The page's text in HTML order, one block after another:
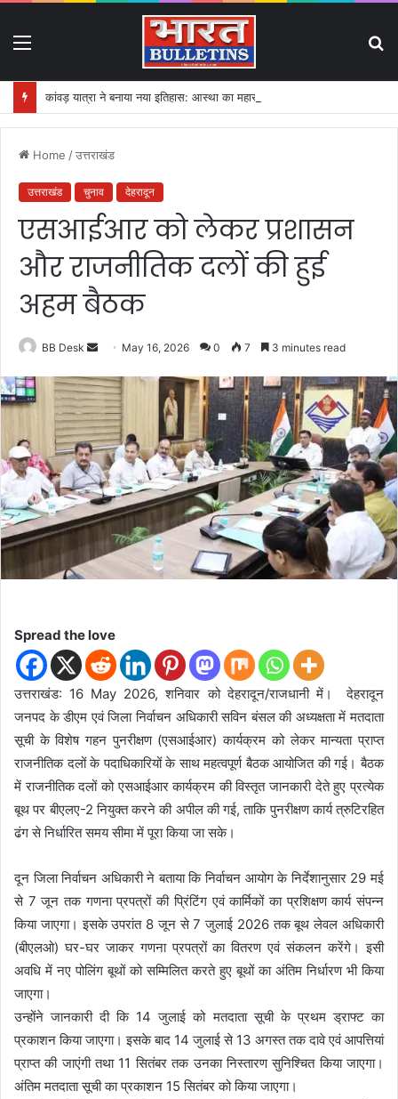
कांवड़ यात्रा ने बनाया नया इतिहास: आस्था का महासैलाब!
Home /उत्तराखंड
उत्तराखंड चुनाव देहरादून
एसआईआर को लेकर प्रशासन
और राजनीतिक दलों की हुई
अहम बैठक
BB Desk
n
d
a
n
e
m
a
l
May 16, 2026 0 7 3 minutes read
Spread the love
उत्तराखंड: 16 May 2026, शनिवार को देहरादून/राजधानी में। देहरादून
जनपद के डीएम एवं जिला निर्वाचन अधिकारी सविन बंसल की अध्यक्षता में मतदाता
सूची के विशेष गहन पुनरीक्षण (एसआईआर) कार्यक्रम को लेकर मान्यता प्राप्त
राजनीतिक दलों के पदाधिकारियों के साथ महत्वपूर्ण बैठक आयोजित की गई। बैठक
में राजनीतिक दलों को एसआईआर कार्यक्रम की विस्तृत जानकारी देते हुए प्रत्येक
बूथ पर बीएलए-2 नियुक्त करने की अपील की गई, ताकि पुनरीक्षण कार्य त्रुटिरहित
ढंग से निर्धारित समय सीमा में पूरा किया जा सके।
दून जिला निर्वाचन अधिकारी ने बताया कि निर्वाचन आयोग के निर्देशानुसार 29 मई
से 7 जून तक गणना प्रपत्रों की प्रिंटिंग एवं कार्मिकों का प्रशिक्षण कार्य संपन्न
किया जाएगा। इसके उपरांत 8 जून से 7 जुलाई 2026 तक बूथ लेवल अधिकारी
(बीएलओ) घर-घर जाकर गणना प्रपत्रों का वितरण एवं संकलन करेंगे। इसी
अवधि में नए पोलिंग बूथों को सम्मिलित करते हुए बूथों का अंतिम निर्धारण भी किया
जाएगा।
उन्होंने जानकारी दी कि 14 जुलाई को मतदाता सूची के प्रथम ड्राफ्ट का
प्रकाशन किया जाएगा। इसके बाद 14 जुलाई से 13 अगस्त तक दावे एवं आपत्तियां
प्राप्त की जाएंगी तथा 11 सितंबर तक उनका निस्तारण सुनिश्चित किया जाएगा।
अंतिम मतदाता सूची का प्रकाशन 15 सितंबर को किया जाएगा।